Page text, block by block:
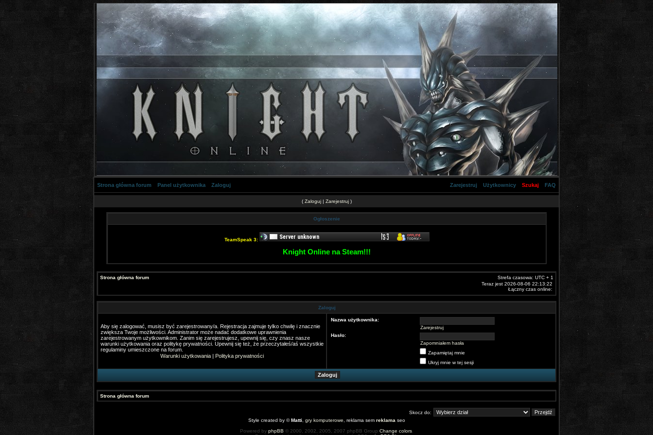
Strona główna forum Panel użytkownika Zaloguj FAQ
Szukaj
Użytkownicy
Zarejestruj
( Zaloguj| Zarejestruj)
Ogłoszenie
TeamSpeak 3:
Knight Online na Steam!!!
Strona główna forum
Strefa czasowa: UTC + 1
Teraz jest 2026-08-06 22:13:22
Łączny czas online:
Zaloguj
Aby się zalogować, musisz być zarejestrowany/a. Rejestracja zajmuje tylko chwilę i znacznie
zwiększa Twoje możliwości. Administrator może nadać dodatkowe uprawnienia
zarejestrowanym użytkownikom. Zanim się zarejestrujesz, upewnij się, czy znasz nasze
warunki użytkowania oraz politykę prywatności. Upewnij się też, że przeczytałeś/aś wszystkie
regulaminy umieszczone na forum.
Warunki użytkowania | Polityka prywatności
Nazwa użytkownika:
Zarejestruj
Hasło:
Zapomniałem hasła
Zapamiętaj mnie
Ukryj mnie w tej sesji
Strona główna forum
Skocz do:
Style created by ©Matti gry komputerowe , reklama sem reklama seo
Powered by phpBB © 2000, 2002, 2005, 2007 phpBB Group Change colors.